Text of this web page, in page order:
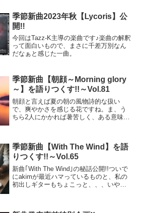
季節新曲2023年秋【Lycoris】公
開!!
今回はTazz-K主導の楽曲です♪楽曲の解釈
って面白いもので、まさに千差万別なん
だなぁと感じた一曲。
季節新曲【朝顔～Morning glory
～】を語りつくす!!～Vol.81
朝顔と言えば夏の朝の風物詩的な扱い
で、爽やかさを感じる花ですね。ま、う
ちら2人にかかれば暑苦しく、ある意味む
季節新曲【With The Wind】を語
りつくす!!～Vol.65
新曲｢With The Wind｣の秘話公開!!ついで
にakimが最近ハマっているものと、私の
初出しギターもちょこっと、、、いや、